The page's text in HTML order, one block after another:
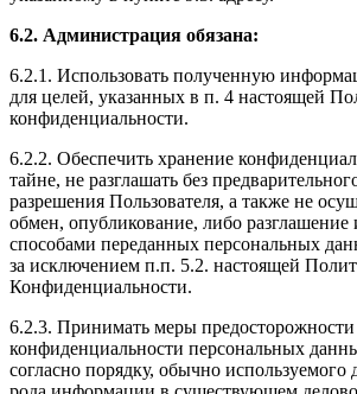
6.2. Администрация обязана:
6.2.1. Использовать полученную
для целей, указанных в п. 4 настоящей
конфиденциальности.
6.2.2. Обеспечить хранение
тайне, не разглашать без
разрешения Пользователя, а также не
обмен, опубликование, либо
способами переданных персональных
за исключением п.п. 5.2. настоящей
Конфиденциальности.
6.2.3. Принимать меры
конфиденциальности персональных
согласно порядку, обычно используемого